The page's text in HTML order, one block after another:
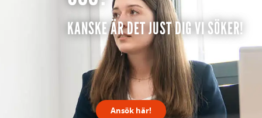
KANSKE ÄR DET JUST DIG VI SÖKER!
Ansök här!